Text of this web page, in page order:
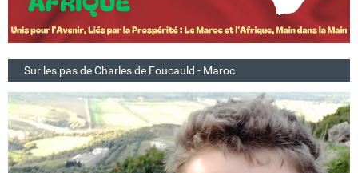
Sur les pas de Charles de Foucauld - Maroc